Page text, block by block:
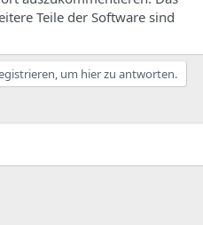
Teile der Software sind
um hier zu antworten.